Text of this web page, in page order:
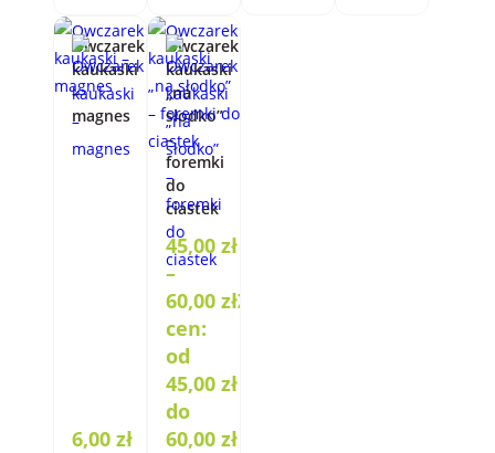
Owczarek
kaukaski
–
magnes
6,00 zł
Owczarek
kaukaski
„na
słodko”
–
foremki
do
ciastek
45,00 zł
–
60,00 złZakres
cen:
od
45,00 zł
do
60,00 zł